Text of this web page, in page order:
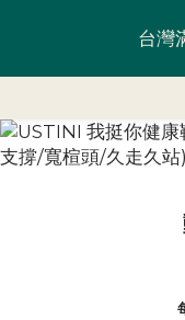
全館鞋款 一雙9折
台灣
U粉就是你！